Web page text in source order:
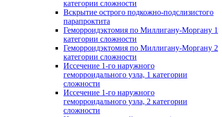
категории сложности
Вскрытие острого подкожно-подслизистого
парапроктита
Геморроидэктомия по Миллигану-Моргану 1
категории сложности
Геморроидэктомия по Миллигану-Моргану 2
категории сложности
Иссечение 1-го наружного
геморроидального узла, 1 категории
сложности
Иссечение 1-го наружного
геморроидального узла, 2 категории
сложности